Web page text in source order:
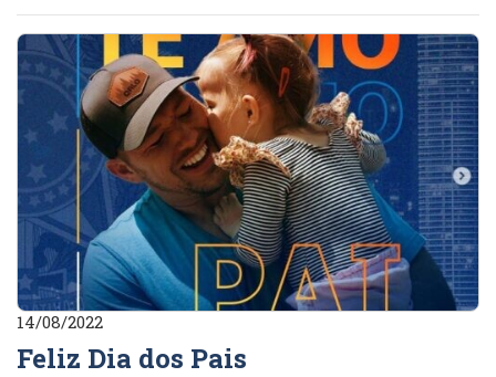
14/08/2022
Feliz Dia dos Pais